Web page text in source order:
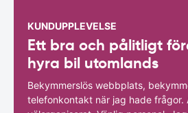
KUNDUPPLEVELSE
Ett bra och pålitligt
hyra bil utomlands
Bekymmerslös webbplats,
telefonkontakt när jag hade frågor.